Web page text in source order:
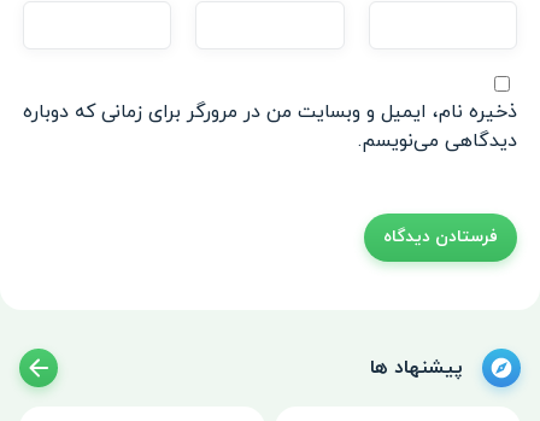
ذخیره نام، ایمیل و وبسایت من در مرورگر برای زمانی که دوباره
دیدگاهی می‌نویسم.
پیشنهاد ها